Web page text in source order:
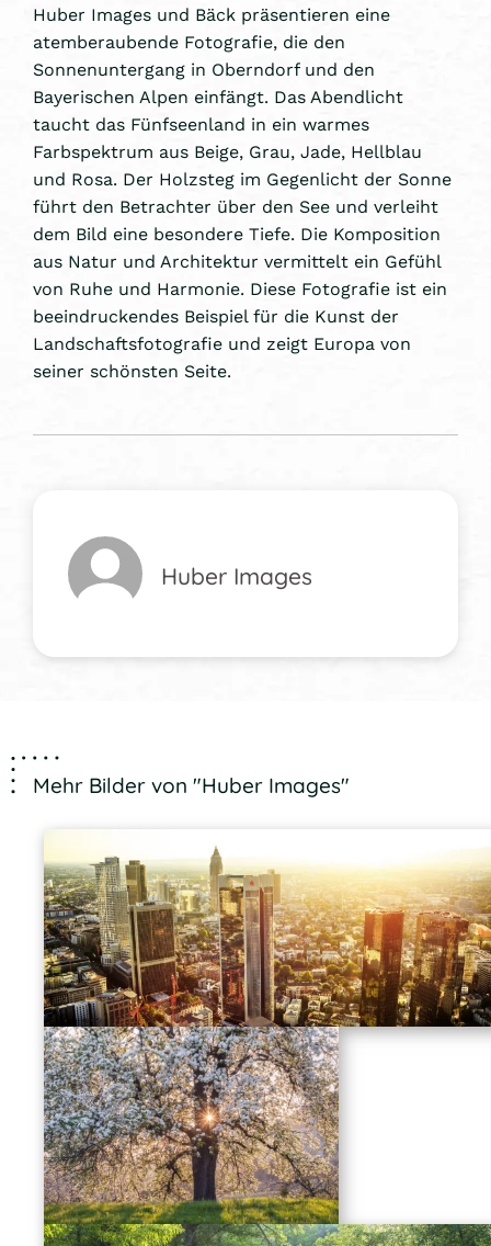
Huber Images und Bäck präsentieren eine
atemberaubende Fotografie, die den
Sonnenuntergang in Oberndorf und den
Bayerischen Alpen einfängt. Das Abendlicht
taucht das Fünfseenland in ein warmes
Farbspektrum aus Beige, Grau, Jade, Hellblau
und Rosa. Der Holzsteg im Gegenlicht der Sonne
führt den Betrachter über den See und verleiht
dem Bild eine besondere Tiefe. Die Komposition
aus Natur und Architektur vermittelt ein Gefühl
von Ruhe und Harmonie. Diese Fotografie ist ein
beeindruckendes Beispiel für die Kunst der
Landschaftsfotografie und zeigt Europa von
seiner schönsten Seite.
Huber Images
Mehr Bilder von "Huber Images"